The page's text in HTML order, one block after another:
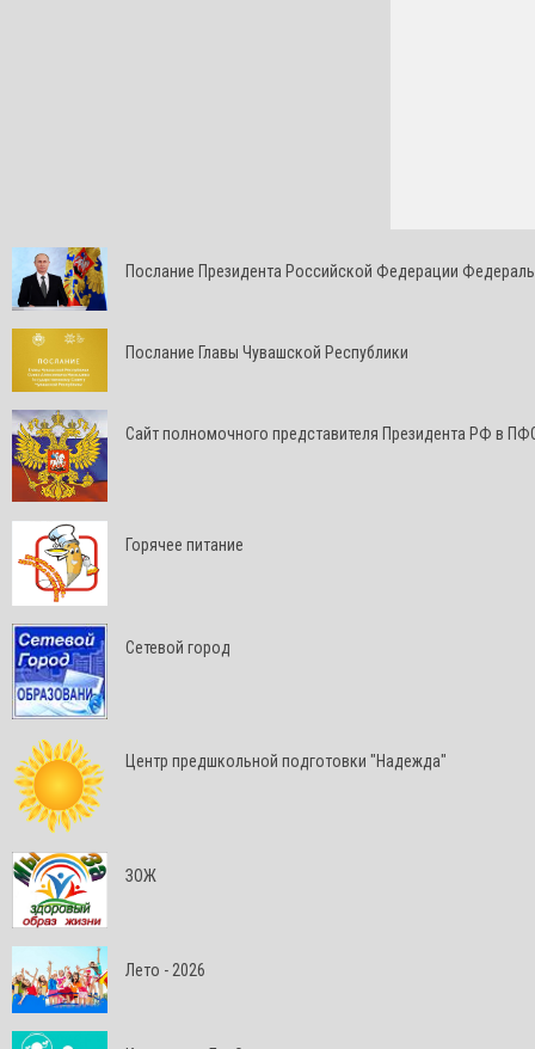
Послание Президента Российской Федерации
Послание Главы Чувашской Республики
Cайт полномочного представителя Президента РФ в
Горячее питание
Сетевой город
Центр предшкольной подготовки "Надежда"
ЗОЖ
Лето - 2026